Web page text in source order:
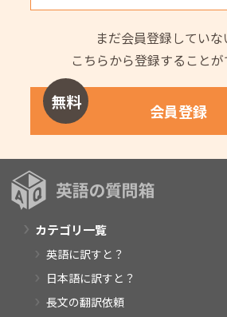
まだ会員登録していな
こちらから登録することが
無料 会員登録
カテゴリ一覧
英語に訳すと？
日本語に訳すと？
長文の翻訳依頼